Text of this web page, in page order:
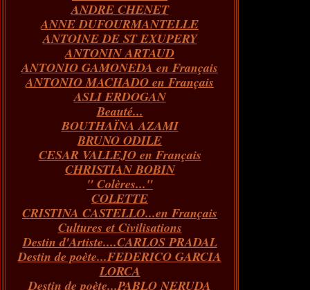
Janvier(60)
Février(68)
Janvier(86)
Mars(65)
Février(70)
Janvier(66)
Avril(76)
Mars(66)
Février(67)
Janvier(73)
Mai(82)
Avril(62)
Mars(66)
Février(55)
Janvier(43)
Juin(84)
Mai(89)
Avril(59)
Mars(73)
Février(54)
Janvier(51)
Juillet(72)
Juin(65)
Mai(97)
Avril(73)
Mars(100)
Février(146)
Janvier(124)
Août(40)
Juillet(31)
Juin(26)
ANDRE CHENET
ANNE DUFOURMANTELLE
ANTOINE DE ST EXUPERY
ANTONIN ARTAUD
ANTONIO GAMONEDA en Français
ANTONIO MACHADO en Français
ASLI ERDOGAN
Beauté...
BOUTHAÏNA AZAMI
BRUNO ODILE
CESAR VALLEJO en Français
CHRISTIAN BOBIN
" Colères..."
COLETTE
CRISTINA CASTELLO...en Français
Cultures et Civilisations
Destin d'Artiste....CARLOS PRADAL
Destin de poète...FEDERICO GARCIA
LORCA
Destin de poète...PABLO NERUDA